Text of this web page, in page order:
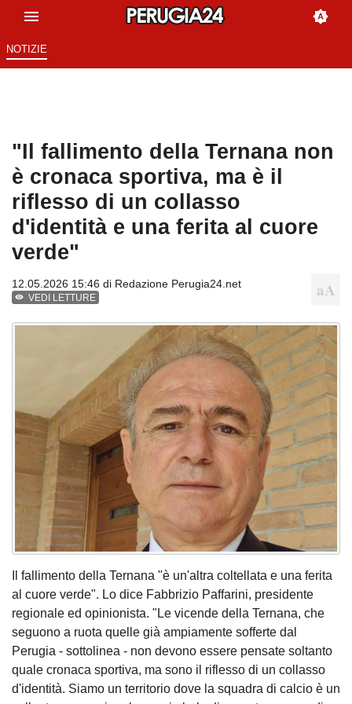
NOTIZIE
"Il fallimento della Ternana non
è cronaca sportiva, ma è il
riflesso di un collasso
d'identità e una ferita al cuore
verde"
12.05.2026 15:46 di Redazione Perugia24.net
VEDI LETTURE
Il fallimento della Ternana "è un'altra coltellata e una ferita
al cuore verde". Lo dice Fabbrizio Paffarini, presidente
regionale ed opinionista. "Le vicende della Ternana, che
seguono a ruota quelle già ampiamente sofferte dal
Perugia - sottolinea - non devono essere pensate soltanto
quale cronaca sportiva, ma sono il riflesso di un collasso
d'identità. Siamo un territorio dove la squadra di calcio è un